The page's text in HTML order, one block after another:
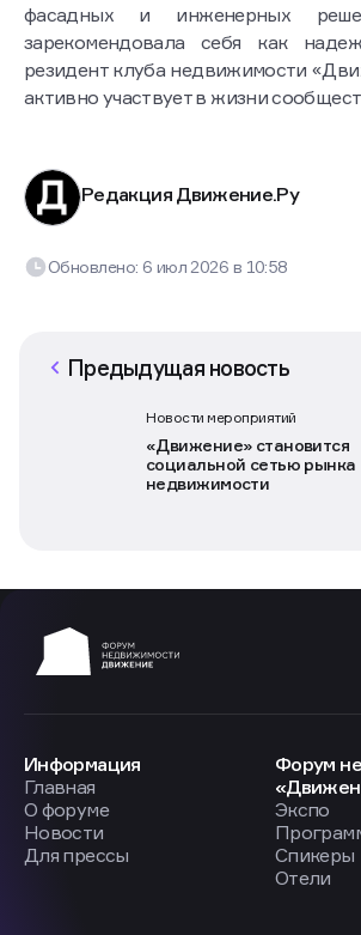
фасадных и инженерных
зарекомендовала себя как
резидент клуба недвижимости
активно участвует в жизни
Редакция Движение.Ру
Обновлено: 6 июл 2026 в 10:58
Предыдущая новость
Новости мероприятий
«Движение» становится
социальной сетью рынка
недвижимости
Информация
Главная
О форуме
Новости
Для прессы
Форум
Экспо
Спикеры
Отели